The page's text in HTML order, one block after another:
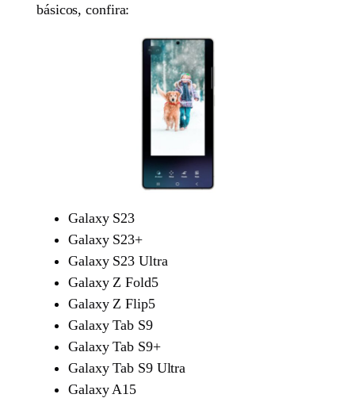
básicos, confira:
Galaxy S23
Galaxy S23+
Galaxy S23 Ultra
Galaxy Z Fold5
Galaxy Z Flip5
Galaxy Tab S9
Galaxy Tab S9+
Galaxy Tab S9 Ultra
Galaxy A15